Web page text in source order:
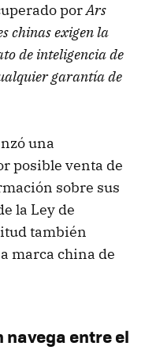
porArs
chinas exigen la
de inteligencia de
garantía de
una
posible venta de
sobre sus
la Ley de
también
marca china de
navega entre el